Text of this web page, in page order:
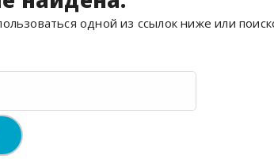
одной из ссылок ниже или